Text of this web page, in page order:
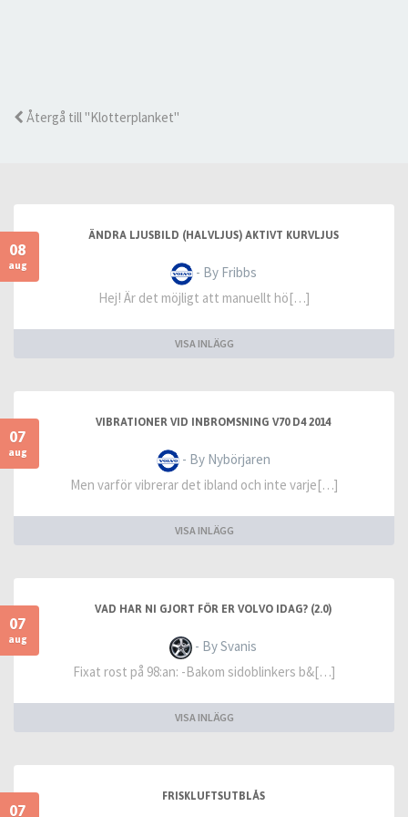
Återgå till "Klotterplanket"
08
aug
ÄNDRA LJUSBILD (HALVLJUS) AKTIVT KURVLJUS
- By Fribbs
Hej! Är det möjligt att manuellt hö[…]
VISA INLÄGG
07
aug
VIBRATIONER VID INBROMSNING V70 D4 2014
- By Nybörjaren
Men varför vibrerar det ibland och inte varje[…]
VISA INLÄGG
07
aug
VAD HAR NI GJORT FÖR ER VOLVO IDAG? (2.0)
- By Svanis
Fixat rost på 98:an: -Bakom sidoblinkers b&[…]
VISA INLÄGG
07
FRISKLUFTSUTBLÅS